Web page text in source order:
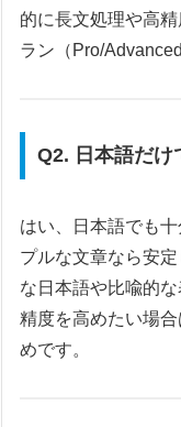
的に長文処理や高
ラン（Pro/
Q2. 日本語だけ
はい、日本語でも
プルな文章なら安
な日本語や比喩的
精度を高めたい場
めです。